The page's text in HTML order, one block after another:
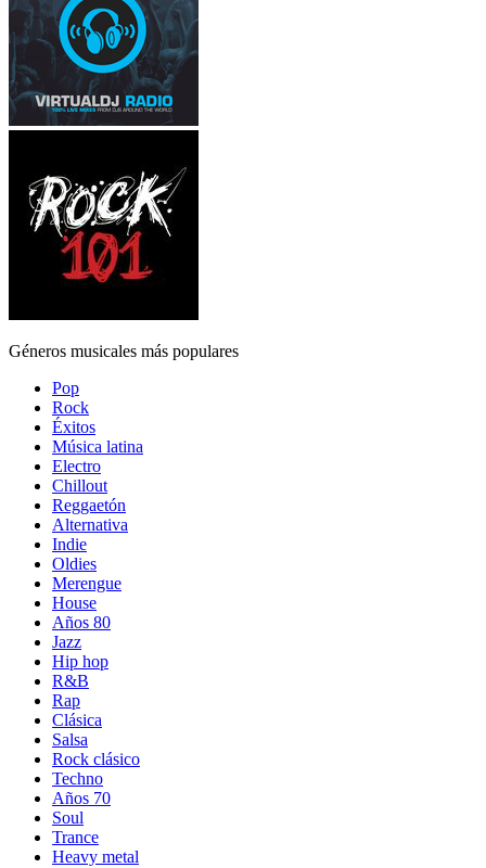
Géneros musicales más populares
Pop
Rock
Éxitos
Música latina
Electro
Chillout
Reggaetón
Alternativa
Indie
Oldies
Merengue
House
Años 80
Jazz
Hip hop
R&B
Rap
Clásica
Salsa
Rock clásico
Techno
Años 70
Soul
Trance
Heavy metal